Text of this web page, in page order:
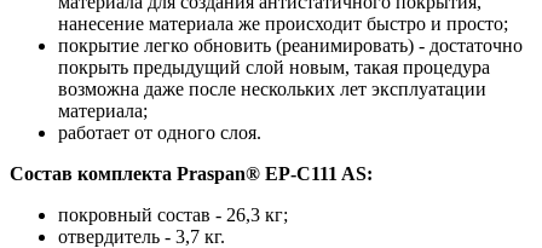
нанесение материала же происходит быстро и просто;
покрытие легко обновить (реанимировать) - достаточно
покрыть предыдущий слой новым, такая процедура
возможна даже после нескольких лет эксплуатации
материала;
работает от одного слоя.
Состав комплекта Praspan® ЕP-C111 AS:
покровный состав - 26,3 кг;
отвердитель - 3,7 кг.